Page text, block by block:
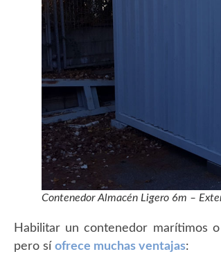
Contenedor Almacén Ligero 6m –
Habilitar un contenedor marítimos
pero sí ofrece muchas ventajas: